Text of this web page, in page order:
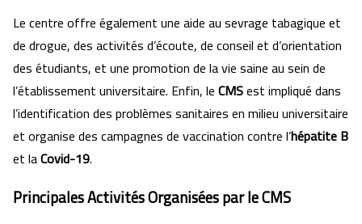
Le centre offre également une aide au sevrage tabagique et
de drogue, des activités d’écoute, de conseil et d’orientation
des étudiants, et une promotion de la vie saine au sein de
l’établissement universitaire. Enfin, leCMSest impliqué dans
l’identification des problèmes sanitaires en milieu universitaire
et organise des campagnes de vaccination contre l’hépatite B
et laCovid-19.
Principales Activités Organisées par le CMS